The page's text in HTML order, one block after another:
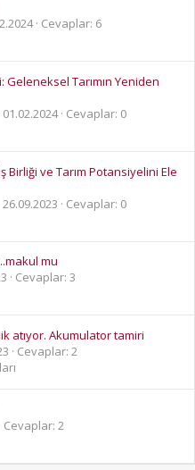
Cevaplar: 6
Tarımın Yeniden
01.02.2024 Cevaplar: 0
Birliği ve Tarım Potansiyelini Ele
26.09.2023
Cevaplar: 0
mu
Cevaplar: 3
atıyor. Akumulator tamiri
Cevaplar: 2
Cevaplar: 2